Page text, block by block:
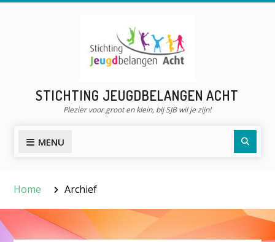
STICHTING JEUGDBELANGEN ACHT
Plezier voor groot en klein, bij SJB wil je zijn!
MENU
Home Archief